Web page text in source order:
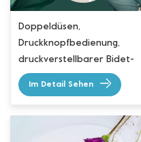
Doppeldüsen,
Druckknopfbedienung,
druckverstellbarer Bidet-
Sitz
Im Detail Sehen